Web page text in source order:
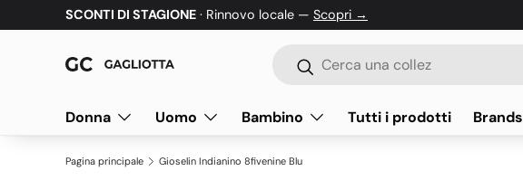
Passa ai contenuti
SCONTI DI STAGIONE · Rinnovo locale — Scopri →
Cerca
Donna Uomo Bambino Tutti i prodotti Brands
Pagina principale Gioselin Indianino 8fivenine Blu